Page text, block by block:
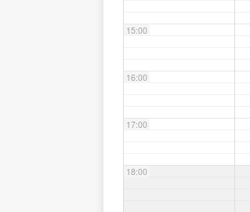
15:00
16:00
17:00
18:00